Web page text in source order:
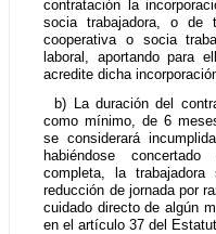
contratación la
socia trabajadora, o de
cooperativa o socia
laboral, aportando para
acredite dicha
b) La duración del
como mínimo, de 6
se considerará
habiéndose
completa, la
reducción de jornada por
cuidado directo de algún
en el artículo 37 del